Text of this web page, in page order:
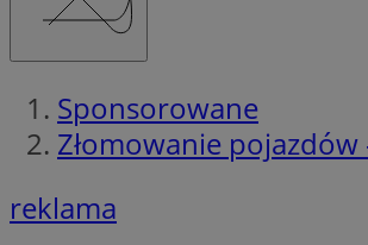
Sponsorowane
Złomowanie
reklama